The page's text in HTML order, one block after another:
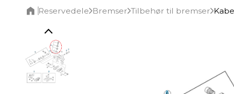
Reservedele Bremser Tilbehør til bremser